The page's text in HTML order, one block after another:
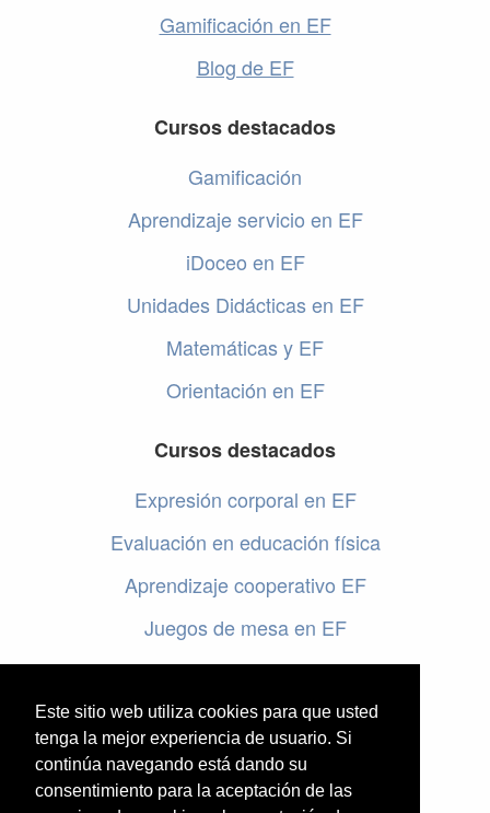
Este sitio web utiliza cookies para que usted
tenga la mejor experiencia de usuario. Si
continúa navegando está dando su
consentimiento para la aceptación de las
Gamificación en EF
Blog de EF
Cursos destacados
Gamificación
Aprendizaje servicio en EF
iDoceo en EF
Unidades Didácticas en EF
Matemáticas y EF
Orientación en EF
Cursos destacados
Expresión corporal en EF
Evaluación en educación física
Aprendizaje cooperativo EF
Juegos de mesa en EF
Programar en EF
Cursos online de educación física
Artículos destacados